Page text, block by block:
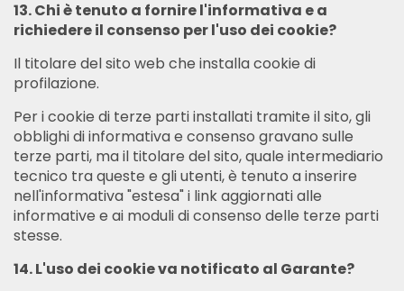
13. Chi è tenuto a fornire l'informativa e a
richiedere il consenso per l'uso dei cookie?
Il titolare del sito web che installa cookie di
profilazione.
Per i cookie di terze parti installati tramite il sito, gli
obblighi di informativa e consenso gravano sulle
terze parti, ma il titolare del sito, quale intermediario
tecnico tra queste e gli utenti, è tenuto a inserire
nell'informativa "estesa" i link aggiornati alle
informative e ai moduli di consenso delle terze parti
stesse.
14. L'uso dei cookie va notificato al Garante?